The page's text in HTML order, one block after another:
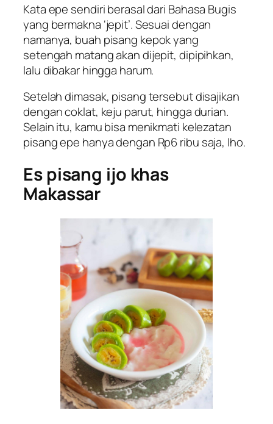
Kata epe sendiri berasal dari Bahasa Bugis
yang bermakna ‘jepit’. Sesuai dengan
namanya, buah pisang kepok yang
setengah matang akan dijepit, dipipihkan,
lalu dibakar hingga harum.
Setelah dimasak, pisang tersebut disajikan
dengan coklat, keju parut, hingga durian.
Selain itu, kamu bisa menikmati kelezatan
pisang epe hanya dengan Rp6 ribu saja, lho.
Es pisang ijo khas
Makassar